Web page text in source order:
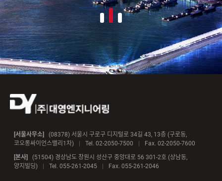
[서울사무소]
(08378) 서울시 구로구 디지털로 34길 43, 13층 (구로동,
코오롱싸이언스밸리1차)
Tel. 02-2050-7500
Fax. 02-2050-7600
[본사]
(51504) 경상남도 창원시 성산구 중앙대로 56 301-2호 (상남동,
양지빌딩)
Tel. 055-261-2045 Fax. 055-261-2046